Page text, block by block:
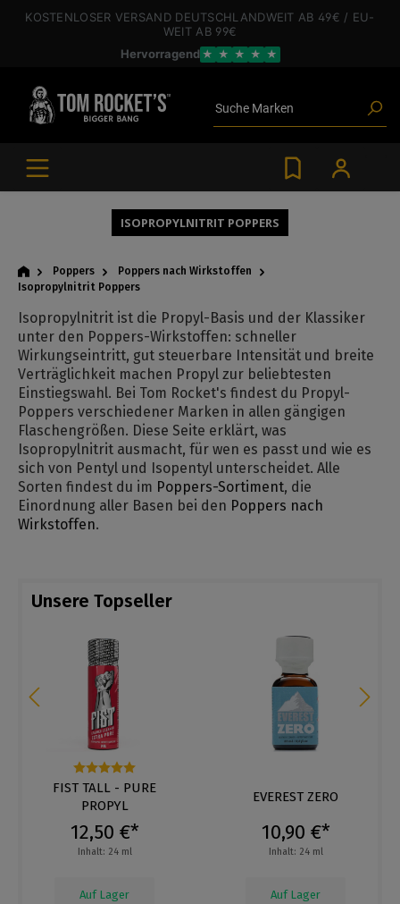
springen
KOSTENLOSER VERSANDDEUTSCHLANDWEIT AB 49€ / EU-
WEIT AB 99€
Hervorragend ★ ★ ★ ★ ★
ISOPROPYLNITRIT POPPERS
Poppers
Poppers nach Wirkstoffen
Isopropylnitrit Poppers
Isopropylnitrit ist die Propyl-Basis und der Klassiker
unter den Poppers-Wirkstoffen: schneller
Wirkungseintritt, gut steuerbare Intensität und breite
Verträglichkeit machen Propyl zur beliebtesten
Einstiegswahl. Bei Tom Rocket's findest du Propyl-
Poppers verschiedener Marken in allen gängigen
Flaschengrößen. Diese Seite erklärt, was
Isopropylnitrit ausmacht, für wen es passt und wie es
sich von Pentyl und Isopentyl unterscheidet. Alle
Sorten findest du im Poppers-Sortiment, die
Einordnung aller Basen bei den Poppers nach
Wirkstoffen.
Unsere Topseller
Durchschnittliche Bewertung von 5 von 5 Sternen
FIST TALL - PURE
PROPYL
12,50 €*
Inhalt: 24 ml
Auf Lager
EVEREST ZERO
10,90 €*
Inhalt: 24 ml
Auf Lager
Suche
Poppers
Angebote
Gleitgel
BDSM-Gear